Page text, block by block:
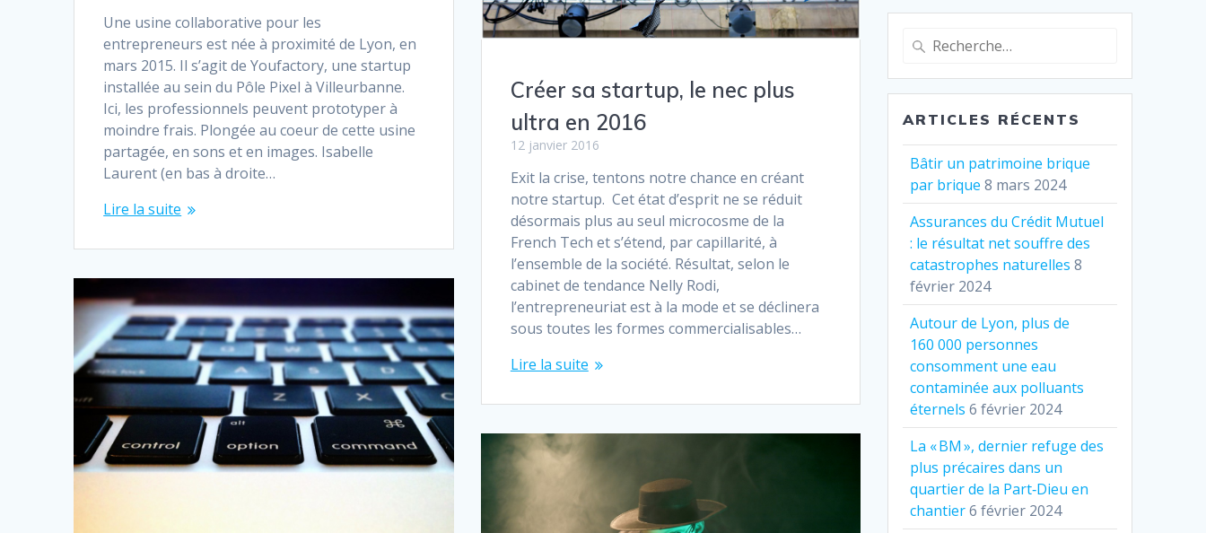
Une usine collaborative pour les
entrepreneurs est née à proximité de Lyon, en
mars 2015. Il s’agit de Youfactory, une startup
installée au sein du Pôle Pixel à Villeurbanne.
Ici, les professionnels peuvent prototyper à
moindre frais. Plongée au coeur de cette usine
partagée, en sons et en images. Isabelle
Laurent (en bas à droite…
Lire la suite
Créer sa startup, le nec plus
ultra en 2016
12 janvier 2016
Exit la crise, tentons notre chance en créant
notre startup. Cet état d’esprit ne se réduit
désormais plus au seul microcosme de la
French Tech et s’étend, par capillarité, à
l’ensemble de la société. Résultat, selon le
cabinet de tendance Nelly Rodi,
l’entrepreneuriat est à la mode et se déclinera
sous toutes les formes commercialisables…
Lire la suite
Recherche
:
ARTICLES RÉCENTS
Bâtir un patrimoine brique
par brique 8 mars 2024
Assurances du Crédit Mutuel
: le résultat net souffre des
catastrophes naturelles 8
février 2024
Autour de Lyon, plus de
160 000 personnes
consomment une eau
contaminée aux polluants
éternels 6 février 2024
La « BM », dernier refuge des
plus précaires dans un
quartier de la Part‐Dieu en
chantier6 février 2024